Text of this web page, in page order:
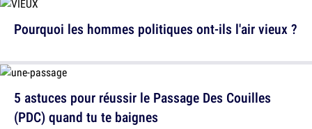
5 astuces pour réussir le Passage Des Couilles
(PDC) quand tu te baignes
Pourquoi les hommes politiques ont-ils l'air vieux ?